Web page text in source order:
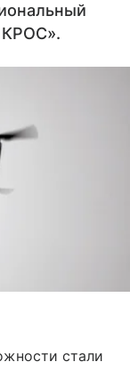
КРОС».
стали